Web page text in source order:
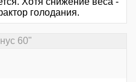
голодания.
60"